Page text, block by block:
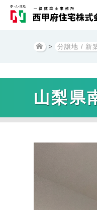
> 分譲地 / 新
山梨県